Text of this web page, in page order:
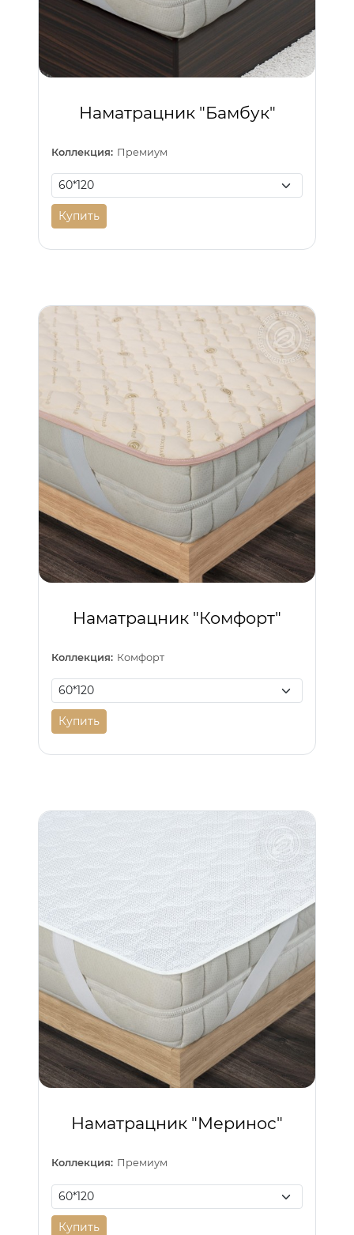
Наматрацник "Бамбук"
Коллекция: Премиум
Купить
Наматрацник "Комфорт"
Коллекция: Комфорт
Купить
Наматрацник "Меринос"
Коллекция: Премиум
Купить